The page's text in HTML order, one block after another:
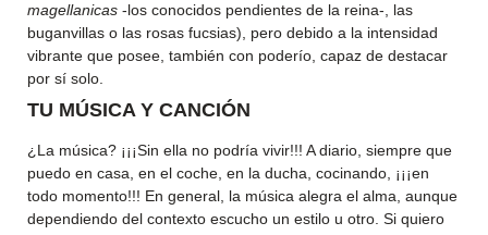
magellanicas -los conocidos pendientes de la reina-, las
buganvillas o las rosas fucsias), pero debido a la intensidad
vibrante que posee, también con poderío, capaz de destacar
por sí solo.
TU MÚSICA Y CANCIÓN
¿La música? ¡¡¡Sin ella no podría vivir!!! A diario, siempre que
puedo en casa, en el coche, en la ducha, cocinando, ¡¡¡en
todo momento!!! En general, la música alegra el alma, aunque
dependiendo del contexto escucho un estilo u otro. Si quiero